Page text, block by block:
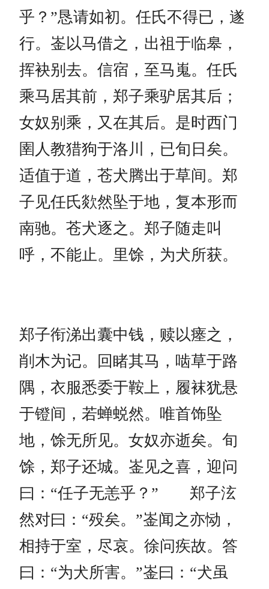
乎？”恳请如初。任氏不得已，遂
行。崟以马借之，出祖于临皋，
挥袂别去。信宿，至马嵬。任氏
乘马居其前，郑子乘驴居其后；
女奴别乘，又在其后。是时西门
圉人教猎狗于洛川，已旬日矣。
适值于道，苍犬腾出于草间。郑
子见任氏欻然坠于地，复本形而
南驰。苍犬逐之。郑子随走叫
呼，不能止。里馀，为犬所获。
郑子衔涕出囊中钱，赎以瘗之，
削木为记。回睹其马，啮草于路
隅，衣服悉委于鞍上，履袜犹悬
于镫间，若蝉蜕然。唯首饰坠
地，馀无所见。女奴亦逝矣。旬
馀，郑子还城。崟见之喜，迎问
曰：“任子无恙乎？” 郑子泫
然对曰：“殁矣。”崟闻之亦恸，
相持于室，尽哀。徐问疾故。答
曰：“为犬所害。”崟曰：“犬虽